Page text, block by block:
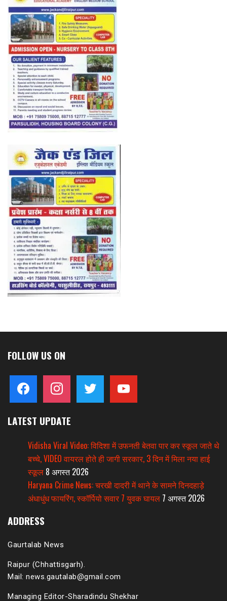
FOLLOW US ON
facebook instagram twitter youtube
LATEST UPDATE
Vidisha Viral Video: विदिशा में उफनती बेतवा पार कर स्कूल जाते थे
बच्चे, VIDEO वायरल होते ही जागी सरकार, 3 दिन में मिला नया हाई
स्कूल 8 अगस्त 2026
Haryana Crime News: चरखी दादरी में थाने के सामने दिनदहाड़े
अंधाधुंध फायरिंग, स्कॉर्पियो सवार 7 युवक घायल 7 अगस्त 2026
ADDRESS
Gaurtalab News
Raipur (Chhattisgarh).
Mail: news.gautalab@gmail.com
Managing Editor-Sharadindu Shekhar